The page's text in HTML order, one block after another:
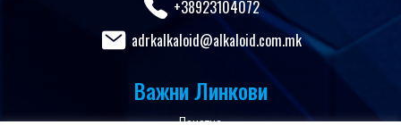
+38923104072
adrkalkaloid@alkaloid.com.mk
Важни Линкови